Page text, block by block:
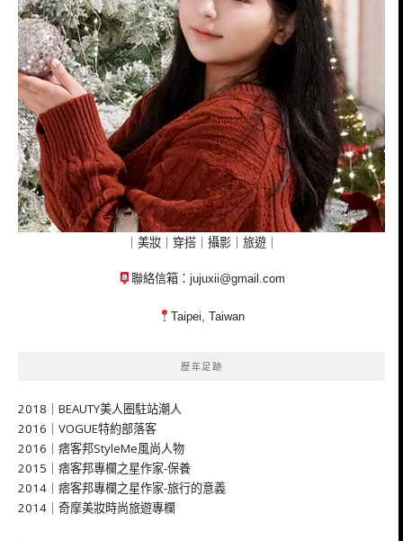
｜美妝｜穿搭｜攝影｜旅遊｜
聯絡信箱： jujuxii@gmail.com
Taipei, Taiwan
歷年足跡
2018｜BEAUTY美人圈駐站潮人
2016｜VOGUE特約部落客
2016｜痞客邦StyleMe風尚人物
2015｜痞客邦專欄之星作家-保養
2014｜痞客邦專欄之星作家-旅行的意義
2014｜奇摩美妝時尚旅遊專欄